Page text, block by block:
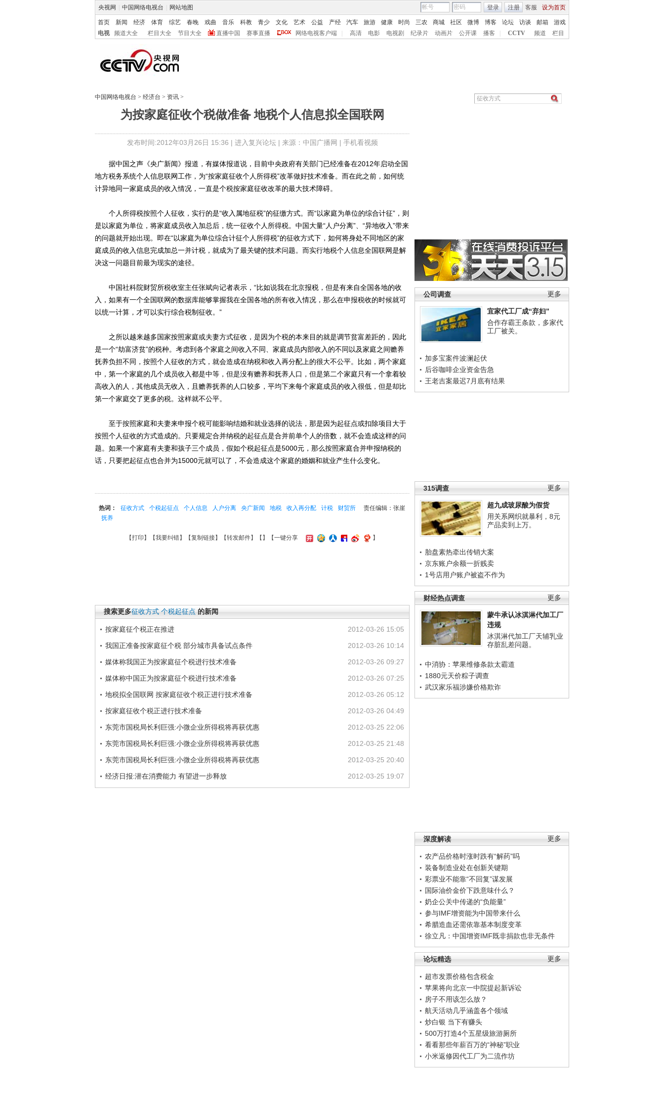
央视网 中国网络电视台 网站地图 客服 设为首页
登录 注册
首页 新闻 经济 体育 综艺 春晚 戏曲 音乐 科教 青少 文化 艺术 公益 产经 汽车 旅游 健康 时尚 三农 商城 社区 微博 博客 论坛 访谈 邮箱
游戏
电视
频道大全 栏目大全 节目大全 直播中国 赛事直播 网络电视客户端 高清 电影 电视剧 纪录片 动画片 公开课 播客 CCTV 频道 栏目
中国网络电视台 > 经济台 > 资讯 >
为按家庭征收个税做准备 地税个人信息拟全国联网
发布时间:2012年03月26日 15:36 | 进入复兴论坛| 来源：中国广播网 | 手机看视频
更多
公司调查
宜家代工厂成“弃妇”
合作存霸王条款，多家代
工厂被关。
加多宝案件波澜起伏
后谷咖啡企业资金告急
王老吉案最迟7月底有结果
更多
315调查
超九成玻尿酸为假货
用关系网织就暴利，8元
产品卖到上万。
胎盘素热牵出传销大案
京东账户余额一折贱卖
1号店用户账户被盗不作为
更多
财经热点调查
蒙牛承认冰淇淋代加工厂
违规
冰淇淋代加工厂天辅乳业
存脏乱差问题。
中消协：苹果维修条款太霸道
1880元天价粽子调查
武汉家乐福涉嫌价格欺诈
更多
深度解读
农产品价格时涨时跌有“解药”吗
装备制造业处在创新关键期
彩票业不能靠“不回复”谋发展
国际油价金价下跌意味什么？
奶企公关中传递的“负能量”
参与IMF增资能为中国带来什么
希腊造血还需依靠基本制度变革
徐立凡：中国增资IMF既非捐款也非无条件
更多
论坛精选
超市发票价格包含税金
苹果将向北京一中院提起新诉讼
房子不用该怎么放？
航天活动几乎涵盖各个领域
炒白银 当下有赚头
500万打造4个五星级旅游厕所
看看那些年薪百万的“神秘”职业
小米返修因代工厂为二流作坊
据中国之声《央广新闻》报道，有媒体报道说，目前中央政府有关部门已经准备在2012年启动全国
地方税务系统个人信息联网工作，为“按家庭征收个人所得税”改革做好技术准备。而在此之前，如何统
计异地同一家庭成员的收入情况，一直是个税按家庭征收改革的最大技术障碍。
个人所得税按照个人征收，实行的是“收入属地征税”的征缴方式。而“以家庭为单位的综合计征”，则
是以家庭为单位，将家庭成员收入加总后，统一征收个人所得税。中国大量“人户分离”、“异地收入”带来
的问题就开始出现。即在“以家庭为单位综合计征个人所得税”的征收方式下，如何将身处不同地区的家
庭成员的收入信息完成加总一并计税，就成为了最关键的技术问题。而实行地税个人信息全国联网是解
决这一问题目前最为现实的途径。
中国社科院财贸所税收室主任张斌向记者表示，“比如说我在北京报税，但是有来自全国各地的收
入，如果有一个全国联网的数据库能够掌握我在全国各地的所有收入情况，那么在申报税收的时候就可
以统一计算，才可以实行综合税制征收。”
之所以越来越多国家按照家庭或夫妻方式征收，是因为个税的本来目的就是调节贫富差距的，因此
是一个“劫富济贫”的税种。考虑到各个家庭之间收入不同、家庭成员内部收入的不同以及家庭之间赡养
抚养负担不同，按照个人征收的方式，就会造成在纳税和收入再分配上的很大不公平。比如，两个家庭
中，第一个家庭的几个成员收入都是中等，但是没有赡养和抚养人口，但是第二个家庭只有一个拿着较
高收入的人，其他成员无收入，且赡养抚养的人口较多，平均下来每个家庭成员的收入很低，但是却比
第一个家庭交了更多的税。这样就不公平。
至于按照家庭和夫妻来申报个税可能影响结婚和就业选择的说法，那是因为起征点或扣除项目大于
按照个人征收的方式造成的。只要规定合并纳税的起征点是合并前单个人的倍数，就不会造成这样的问
题。如果一个家庭有夫妻和孩子三个成员，假如个税起征点是5000元，那么按照家庭合并申报纳税的
话，只要把起征点也合并为15000元就可以了，不会造成这个家庭的婚姻和就业产生什么变化。
责任编辑：张崖
热词： 征收方式 个税起征点 个人信息 人户分离 央广新闻 地税 收入再分配 计税
财贸所
抚养
【打印 】【我要纠错】【复制链接】【转发邮件】【 】 【一键分享 】
搜索更多征收方式 个税起征点 的新闻
2012-03-26 15:05
按家庭征个税正在推进
2012-03-26 10:14
我国正准备按家庭征个税 部分城市具备试点条件
2012-03-26 09:27
媒体称我国正为按家庭征个税进行技术准备
2012-03-26 07:25
媒体称中国正为按家庭征个税进行技术准备
2012-03-26 05:12
地税拟全国联网 按家庭征收个税正进行技术准备
2012-03-26 04:49
按家庭征收个税正进行技术准备
2012-03-25 22:06
东莞市国税局长利巨强:小微企业所得税将再获优惠
2012-03-25 21:48
东莞市国税局长利巨强:小微企业所得税将再获优惠
2012-03-25 20:40
东莞市国税局长利巨强:小微企业所得税将再获优惠
2012-03-25 19:07
经济日报:潜在消费能力 有望进一步释放